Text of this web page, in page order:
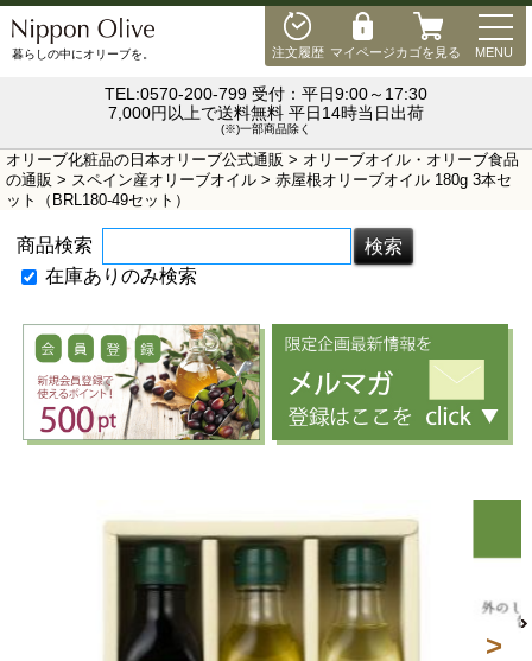
注文履歴 マイページカゴを見る MENU
暮らしの中にオリーブを。
TEL:0570-200-799 受付：平日9:00～17:30
7,000円以上で送料無料 平日14時当日出荷
(※)一部商品除く
オリーブ化粧品の日本オリーブ公式通販 > オリーブオイル・オリーブ食品
の通販 > スペイン産オリーブオイル > 赤屋根オリーブオイル 180g 3本セ
ット（BRL180-49セット）
商品検索
在庫ありのみ検索